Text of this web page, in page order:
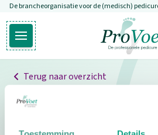
Overslaan en naar de inhoud gaan
De brancheorganisatie voor de (medisch)
Open hoofdmenu
Ga naar de
Terug naar overzicht
Professionals
Pedicure niet